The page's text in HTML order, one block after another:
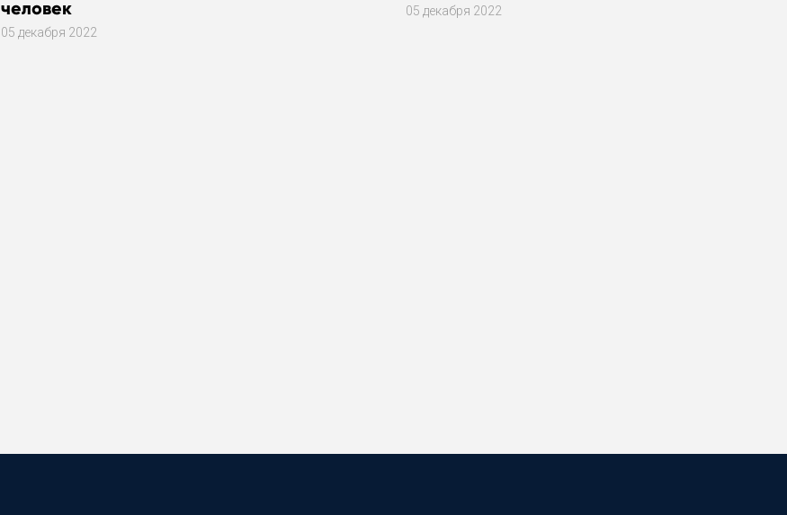
человек
05 декабря 2022
05 декабря 2022